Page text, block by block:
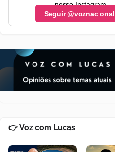
nosso Instagram.
Seguir @voznacional_
👉 Voz com Lucas